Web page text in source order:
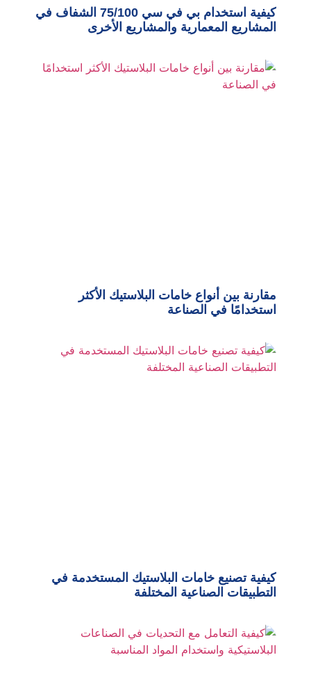
كيفية استخدام بي في سي 75/100 الشفاف في
المشاريع المعمارية والمشاريع الأخرى
مقارنة بين أنواع خامات البلاستيك الأكثر
استخدامًا في الصناعة
كيفية تصنيع خامات البلاستيك المستخدمة في
التطبيقات الصناعية المختلفة